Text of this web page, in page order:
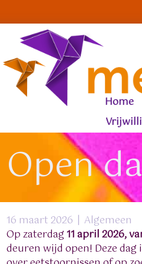
Home
Open
16 maart 2026
Algemeen
Op zaterdag11 april 2026,
deuren wijd open! Deze